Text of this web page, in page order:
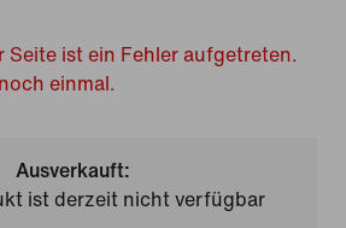
Seite ist ein Fehler aufgetreten.
einmal.
Ausverkauft:
ist derzeit nicht verfügbar